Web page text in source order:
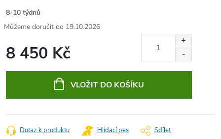
8-10 týdnů
19.10.2026
8 450 Kč
VLOŽIT DO KOŠÍKU
Dotaz k produktu Hlídací pes Sdílet